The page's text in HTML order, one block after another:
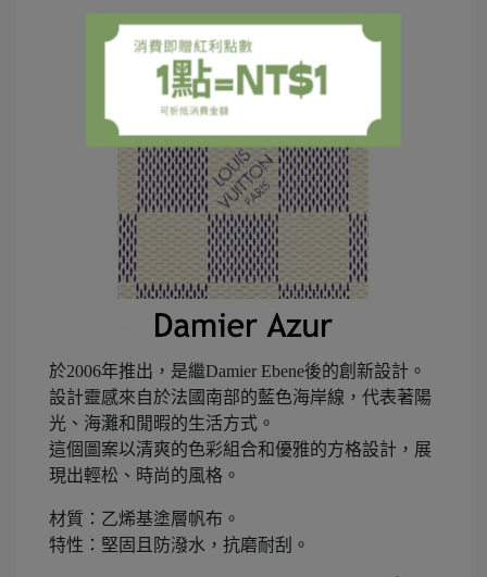
於2006年推出，是繼Damier Ebene後的創新設計。
設計靈感來自於法國南部的藍色海岸線，代表著陽
光、海灘和閒暇的生活方式。
這個圖案以清爽的色彩組合和優雅的方格設計，展
現出輕松、時尚的風格。
材質：乙烯基塗層帆布。
特性：堅固且防潑水，抗磨耐刮。